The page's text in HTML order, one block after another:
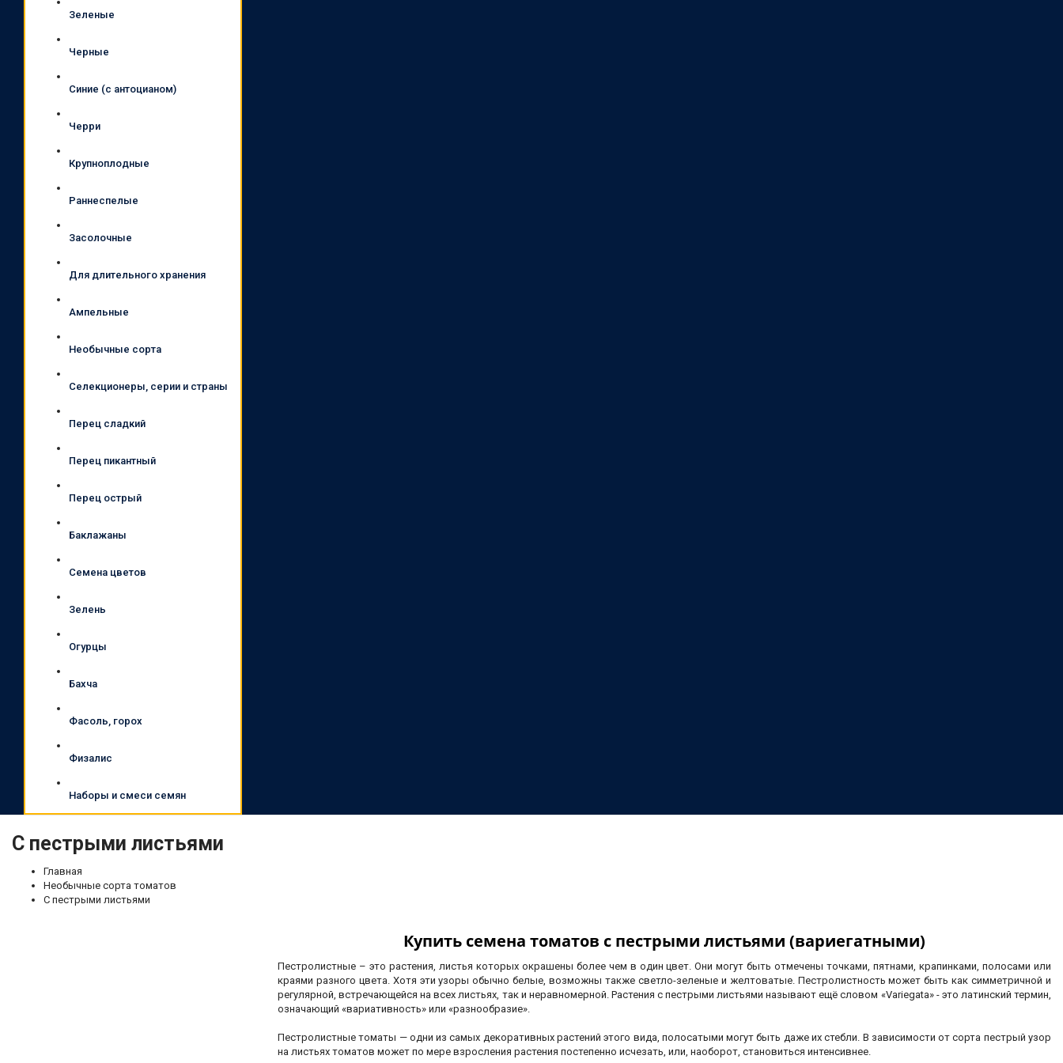
Зеленые
Черные
Синие (с антоцианом)
Черри
Крупноплодные
Раннеспелые
Засолочные
Для длительного хранения
Ампельные
Необычные сорта
Селекционеры, серии и страны
Перец сладкий
Перец пикантный
Перец острый
Баклажаны
Семена цветов
Зелень
Огурцы
Бахча
Фасоль, горох
Физалис
Наборы и смеси семян
С пестрыми листьями
Главная
Необычные сорта томатов
С пестрыми листьями
Купить семена томатов с пестрыми листьями (вариегатными)
Пестролистные – это растения, листья которых окрашены более чем в один цвет. Они могут быть отмечены точками, пятнами, крапинками, полосами или
краями разного цвета. Хотя эти узоры обычно белые, возможны также светло-зеленые и желтоватые. Пестролистность может быть как симметричной и
регулярной, встречающейся на всех листьях, так и неравномерной. Растения с пестрыми листьями называют ещё словом «Variegata» - это латинский термин,
означающий «вариативность» или «разнообразие».
Пестролистные томаты — одни из самых декоративных растений этого вида, полосатыми могут быть даже их стебли. В зависимости от сорта пестрый узор
на листьях томатов может по мере взросления растения постепенно исчезать, или, наоборот, становиться интенсивнее.